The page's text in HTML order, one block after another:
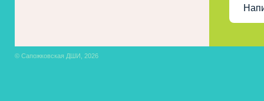
© Сапожковская ДШИ, 2026